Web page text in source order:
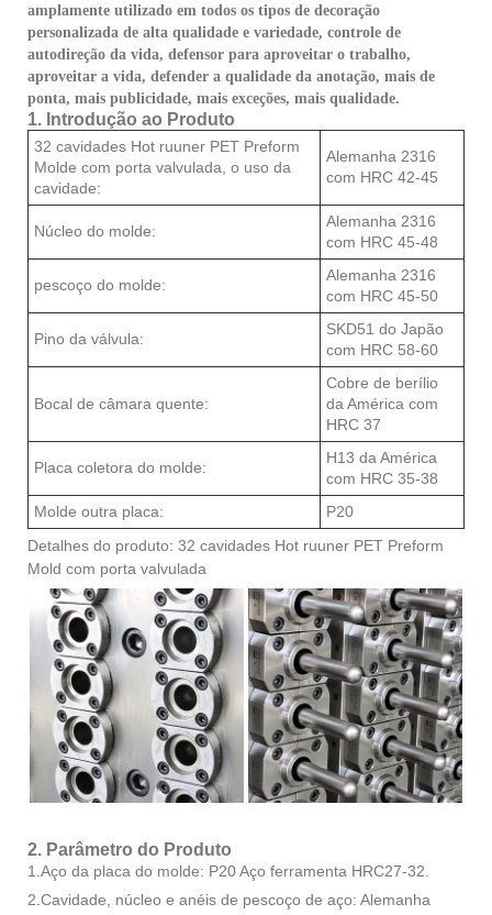
amplamente utilizado em todos os tipos de decoração
personalizada de alta qualidade e variedade, controle de
autodireção da vida, defensor para aproveitar o trabalho,
aproveitar a vida, defender a qualidade da anotação, mais de
ponta, mais publicidade, mais exceções, mais qualidade.
1. Introdução ao Produto
32 cavidades Hot ruuner PET Preform
Molde com porta valvulada, o uso da
cavidade:
Alemanha 2316
com HRC 42-45
Núcleo do molde:
Alemanha 2316
com HRC 45-48
pescoço do molde:
Alemanha 2316
com HRC 45-50
Pino da válvula:
SKD51 do Japão
com HRC 58-60
Bocal de câmara quente:
Cobre de berílio
da América com
HRC 37
Placa coletora do molde:
H13 da América
com HRC 35-38
Molde outra placa:
P20
Detalhes do produto: 32 cavidades Hot ruuner PET Preform
Mold com porta valvulada
2. Parâmetro do Produto
1.Aço da placa do molde: P20 Aço ferramenta HRC27-32.
2.Cavidade, núcleo e anéis de pescoço de aço: Alemanha